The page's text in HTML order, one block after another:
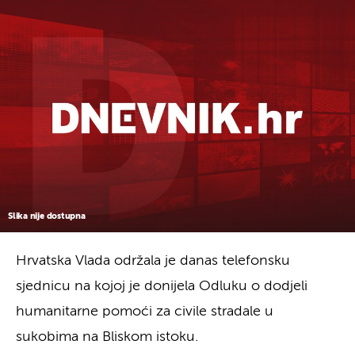
Slika nije dostupna
Hrvatska Vlada održala je danas telefonsku
sjednicu na kojoj je donijela Odluku o dodjeli
humanitarne pomoći za civile stradale u
sukobima na Bliskom istoku.